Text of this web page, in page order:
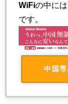
WiFiの中に
です。
中国